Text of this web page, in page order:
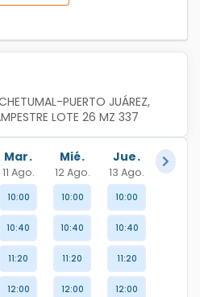
PUERTO JUÁREZ,
LOTE 26 MZ 337
Mar.
11 Ago.
Mié.
12 Ago.
Jue.
13 Ago.
10:00
10:40
11:20
12:00
10:00
10:40
11:20
12:00
10:00
10:40
11:20
12:00